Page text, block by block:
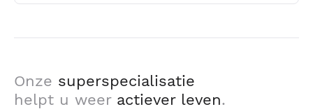
Onze superspecialisatie
helpt u weer actiever leven.